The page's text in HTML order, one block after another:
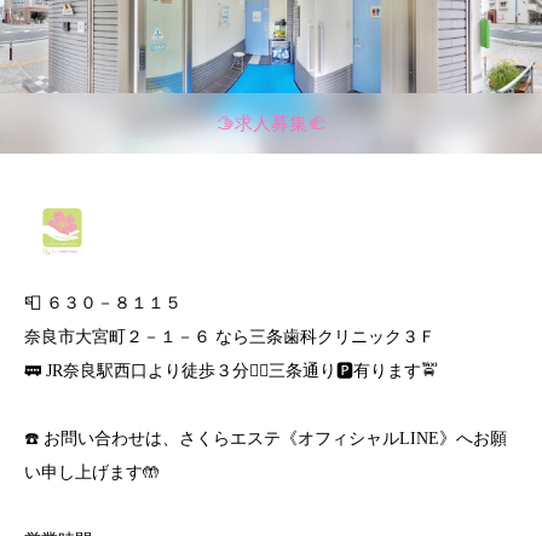
🫱求人募集🫲
📮 ６３０－８１１５
奈良市大宮町２－１－６ なら三条歯科クリニック３Ｆ
🚃 JR奈良駅西口より徒歩３分🚶‍♀️三条通り🅿️有ります🚖
☎️ お問い合わせは、さくらエステ《オフィシャルLINE》へお願
い申し上げます🤲